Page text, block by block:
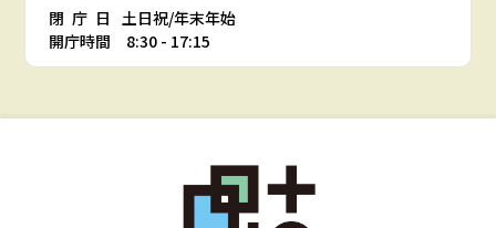
閉庁日 土日祝/年末年始
開庁時間 8:30 - 17:15